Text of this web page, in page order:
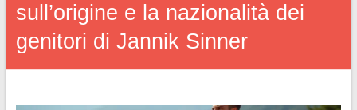
sull’origine e la nazionalità dei
genitori di Jannik Sinner